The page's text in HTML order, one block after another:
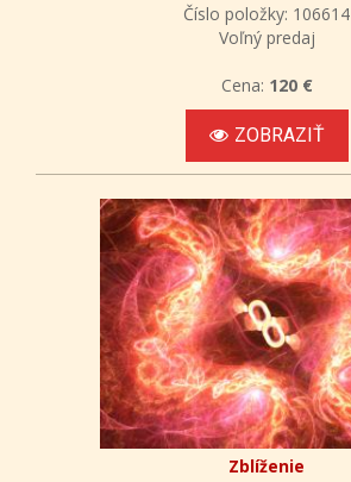
Číslo položky: 106614
Voľný predaj
Cena: 120 €
ZOBRAZIŤ
Zblíženie